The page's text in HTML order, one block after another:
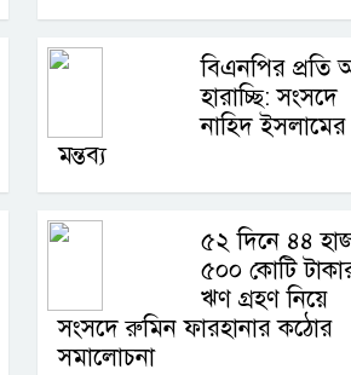
বিএনপির প্রতি
হারাচ্ছি: সংসদে
নাহিদ ইসলামের
মন্তব্য
৫২ দিনে ৪৪
৫০০ কোটি
ঋণ গ্রহণ নিয়ে
সংসদে রুমিন ফারহানার কঠোর
সমালোচনা